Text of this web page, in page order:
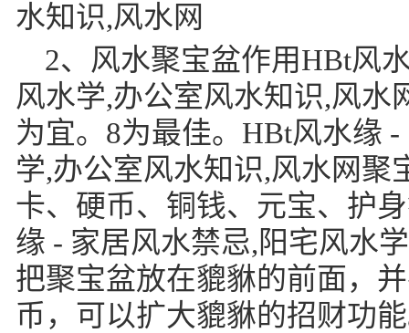
水知识,风水网
2、风水聚宝盆作用HBt风
风水学,办公室风水知识,风水
为宜。8为最佳。HBt风水缘
学,办公室风水知识,风水网聚
卡、硬币、铜钱、元宝、护
缘 - 家居风水禁忌,阳宅风水
把聚宝盆放在貔貅的前面，
币，可以扩大貔貅的招财功